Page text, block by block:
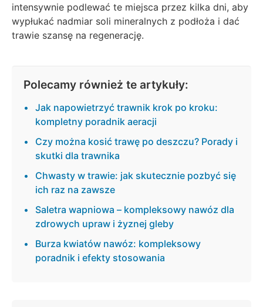
intensywnie podlewać te miejsca przez kilka dni, aby
wypłukać nadmiar soli mineralnych z podłoża i dać
trawie szansę na regenerację.
Polecamy również te artykuły:
Jak napowietrzyć trawnik krok po kroku:
kompletny poradnik aeracji
Czy można kosić trawę po deszczu? Porady i
skutki dla trawnika
Chwasty w trawie: jak skutecznie pozbyć się
ich raz na zawsze
Saletra wapniowa – kompleksowy nawóz dla
zdrowych upraw i żyznej gleby
Burza kwiatów nawóz: kompleksowy
poradnik i efekty stosowania